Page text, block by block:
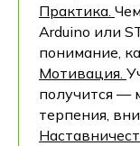
Практика.
Arduino или
понимание,
Мотивация.
получится —
терпения,